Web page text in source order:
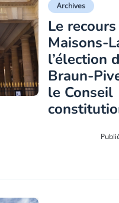
Archives
Le
Maisons-
l’élection
Braun-
le Conseil